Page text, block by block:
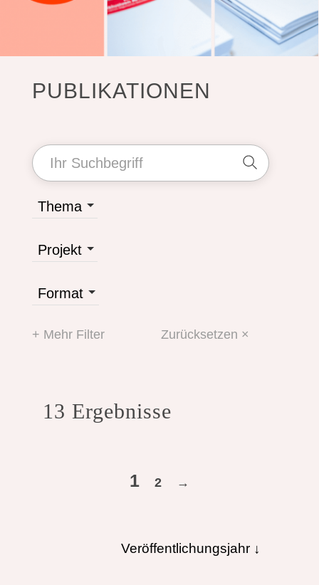
PUBLIKATIONEN
Thema
Projekt
Format
+ Mehr Filter Zurücksetzen ×
13 Ergebnisse
1 2 →
Veröffentlichungsjahr ↓